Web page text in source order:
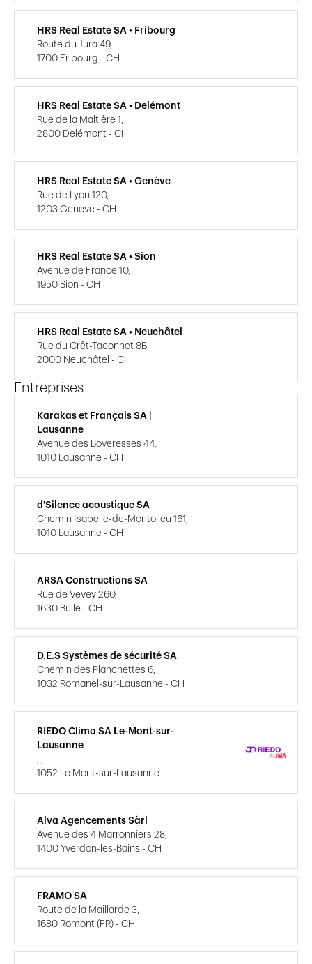
HRS Real Estate SA • Fribourg
Route du Jura 49,
1700 Fribourg - CH
HRS Real Estate SA • Delémont
Rue de la Maltière 1,
2800 Delémont - CH
HRS Real Estate SA • Genève
Rue de Lyon 120,
1203 Genève - CH
HRS Real Estate SA • Sion
Avenue de France 10,
1950 Sion - CH
HRS Real Estate SA • Neuchâtel
Rue du Crêt-Taconnet 8B,
2000 Neuchâtel - CH
Entreprises
Karakas et Français SA |
Lausanne
Avenue des Boveresses 44,
1010 Lausanne - CH
d'Silence acoustique SA
Chemin Isabelle-de-Montolieu 161,
1010 Lausanne - CH
ARSA Constructions SA
Rue de Vevey 260,
1630 Bulle - CH
D.E.S Systèmes de sécurité SA
Chemin des Planchettes 6,
1032 Romanel-sur-Lausanne - CH
RIEDO Clima SA Le-Mont-sur-
Lausanne
1052 Le Mont-sur-Lausanne
Alva Agencements Sàrl
Avenue des 4 Marronniers 28,
1400 Yverdon-les-Bains - CH
FRAMO SA
Route de la Maillarde 3,
1680 Romont (FR) - CH